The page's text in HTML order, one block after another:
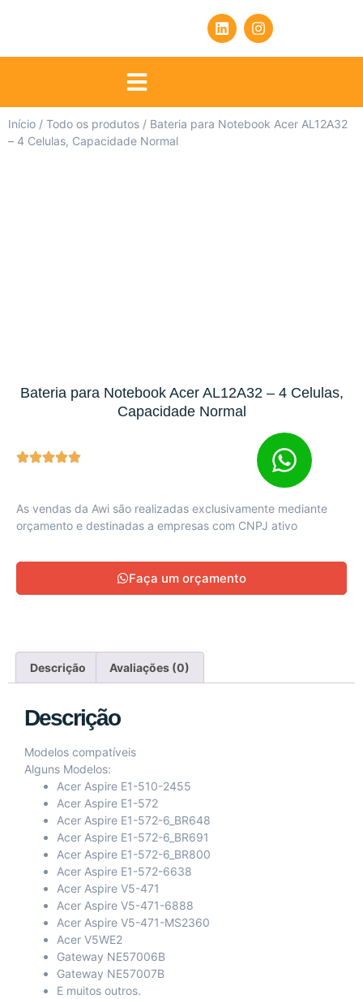
Início / Todo os produtos / Bateria para Notebook Acer AL12A32
– 4 Celulas, Capacidade Normal
Bateria para Notebook Acer AL12A32 – 4 Celulas,
Capacidade Normal
As vendas da Awi são realizadas exclusivamente mediante
orçamento e destinadas a empresas com CNPJ ativo
Faça um orçamento
Descrição Avaliações (0)
Descrição
Modelos compatíveis
Alguns Modelos:
Acer Aspire E1-510-2455
Acer Aspire E1-572
Acer Aspire E1-572-6_BR648
Acer Aspire E1-572-6_BR691
Acer Aspire E1-572-6_BR800
Acer Aspire E1-572-6638
Acer Aspire V5-471
Acer Aspire V5-471-6888
Acer Aspire V5-471-MS2360
Acer V5WE2
Gateway NE57006B
Gateway NE57007B
E muitos outros.